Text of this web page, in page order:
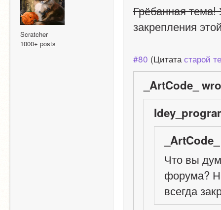
Scratcher
1000+ posts
Грёбанная
закрепления
#80 (Цитата старой
_ArtCode_
Что вы
форума?
всегда